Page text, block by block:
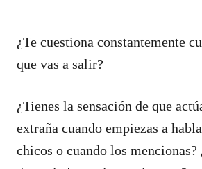
¿Te cuestiona constantemente
que vas a salir?
¿Tienes la sensación de que
extraña cuando empiezas a
chicos o cuando los mencionas?